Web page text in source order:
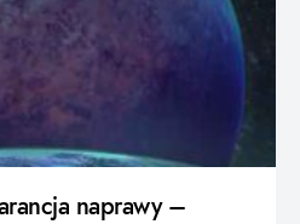
naprawy –